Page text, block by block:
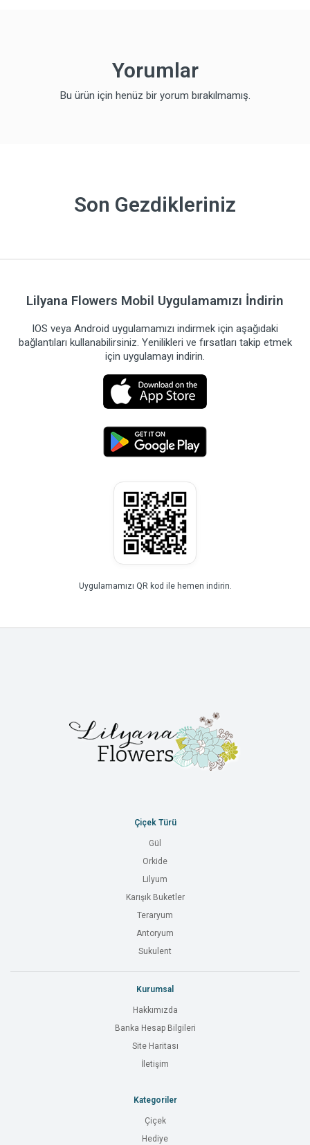
Yorumlar
Bu ürün için henüz bir yorum bırakılmamış.
Son Gezdikleriniz
Lilyana Flowers Mobil Uygulamamızı İndirin
IOS veya Android uygulamamızı indirmek için aşağıdaki
bağlantıları kullanabilirsiniz. Yenilikleri ve fırsatları takip etmek
için uygulamayı indirin.
Uygulamamızı QR kod ile hemen indirin.
Çiçek Türü
Gül
Orkide
Lilyum
Karışık Buketler
Teraryum
Antoryum
Sukulent
Kurumsal
Hakkımızda
Banka Hesap Bilgileri
Site Haritası
İletişim
Kategoriler
Çiçek
Hediye